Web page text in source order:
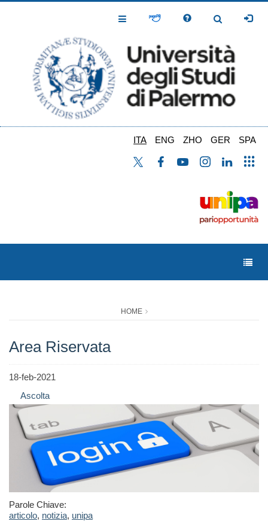
Toggle
Toggle
ITA ENG ZHO GER SPA
HOME
Area Riservata
18-feb-2021
Ascolta
Parole Chiave:
articolo, notizia, unipa